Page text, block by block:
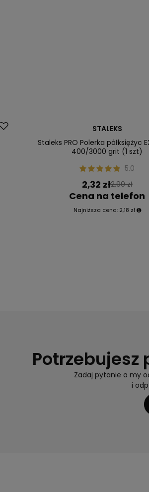
STALEKS
Staleks PRO Polerka półksiężyc
400/3000 grit (1 szt)
5.0
2,32 zł2,90 zł
Cena na telefon
Najniższa cena: 2,18 zł
Potrzebujesz
Zadaj pytanie a my
i